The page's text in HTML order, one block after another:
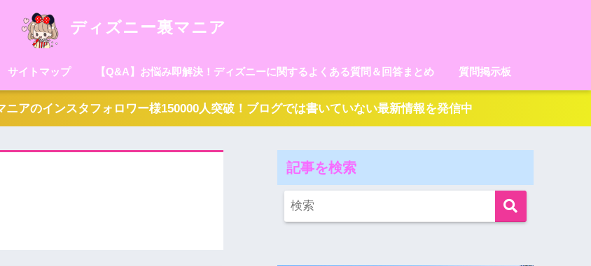
ディズニー裏マニア
サイトマップ 【Q&A】お悩み即解決！ディズニーに関するよくある質問＆回答まとめ 質問掲示板
ニアのインスタフォロワー様150000人突破！ブログでは書いていない最新情報を発信中
記事を検索